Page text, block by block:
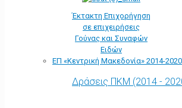
Έκτακτη Επιχορήγηση
σε επιχειρήσεις
Γούνας και Συναφών
Ειδών
ΕΠ «Kεντρική Μακεδονία» 2014-2020
Δράσεις ΠΚΜ (2014 -